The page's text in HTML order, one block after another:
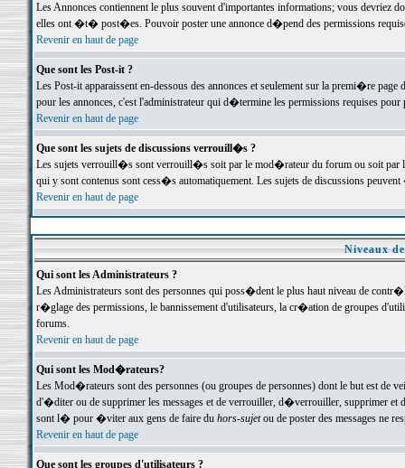
Les Annonces contiennent le plus souvent d'importantes informations; vous devriez
elles ont �t� post�es. Pouvoir poster une annonce d�pend des permissions
Revenir en haut de page
Que sont les Post-it ?
Les Post-it apparaissent en-dessous des annonces et seulement sur la premi�re
pour les annonces, c'est l'administrateur qui d�termine les permissions requises pour
Revenir en haut de page
Que sont les sujets de discussions verrouill�s ?
Les sujets verrouill�s sont verrouill�s soit par le mod�rateur du forum ou soit par
qui y sont contenus sont cess�s automatiquement. Les sujets de discussions
Revenir en haut de page
Niveaux
Qui sont les Administrateurs ?
Les Administrateurs sont des personnes qui poss�dent le plus haut niveau de
r�glage des permissions, le bannissement d'utilisateurs, la cr�ation de groupes
forums.
Revenir en haut de page
Qui sont les Mod�rateurs?
Les Mod�rateurs sont des personnes (ou groupes de personnes) dont le but est de
d'�diter ou de supprimer les messages et de verrouiller, d�verrouiller, supprimer
sont l� pour �viter aux gens de faire du hors-sujetou de poster des messages ne
Revenir en haut de page
Que sont les groupes d'utilisateurs ?